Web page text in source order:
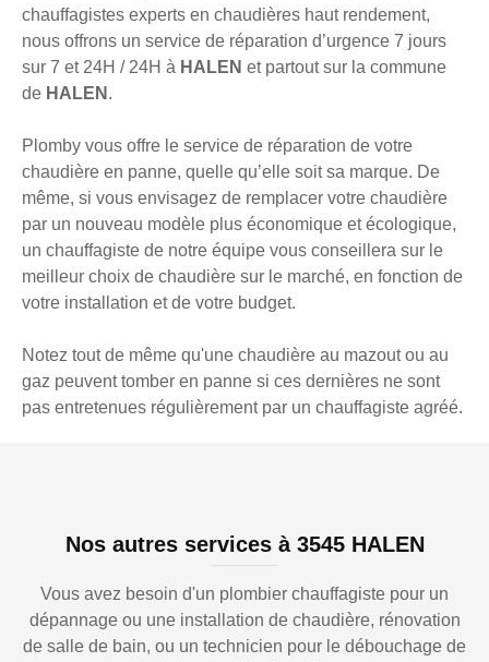
chauffagistes experts en chaudières haut rendement,
nous offrons un service de réparation d’urgence 7 jours
sur 7 et 24H / 24H à HALEN et partout sur la commune
de HALEN .
Plomby vous offre le service de réparation de votre
chaudière en panne, quelle qu’elle soit sa marque. De
même, si vous envisagez de remplacer votre chaudière
par un nouveau modèle plus économique et écologique,
un chauffagiste de notre équipe vous conseillera sur le
meilleur choix de chaudière sur le marché, en fonction de
votre installation et de votre budget.
Notez tout de même qu'une chaudière au mazout ou au
gaz peuvent tomber en panne si ces dernières ne sont
pas entretenues régulièrement par un chauffagiste agréé.
Nos autres services à 3545 HALEN
Vous avez besoin d'un plombier chauffagiste pour un
dépannage ou une installation de chaudière, rénovation
de salle de bain, ou un technicien pour le débouchage de